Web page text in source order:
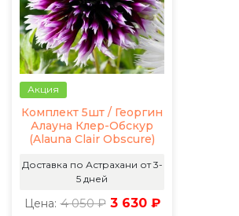
Акция
Комплект 5шт / Георгин
Алауна Клер-Обскур
(Alauna Clair Obscure)
Доставка по Астрахани от 3-
5 дней
Цена: 4 050 ₽ 3 630 ₽